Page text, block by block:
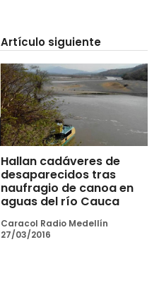
Artículo siguiente
Hallan cadáveres de
desaparecidos tras
naufragio de canoa en
aguas del río Cauca
Caracol Radio Medellín
27/03/2016